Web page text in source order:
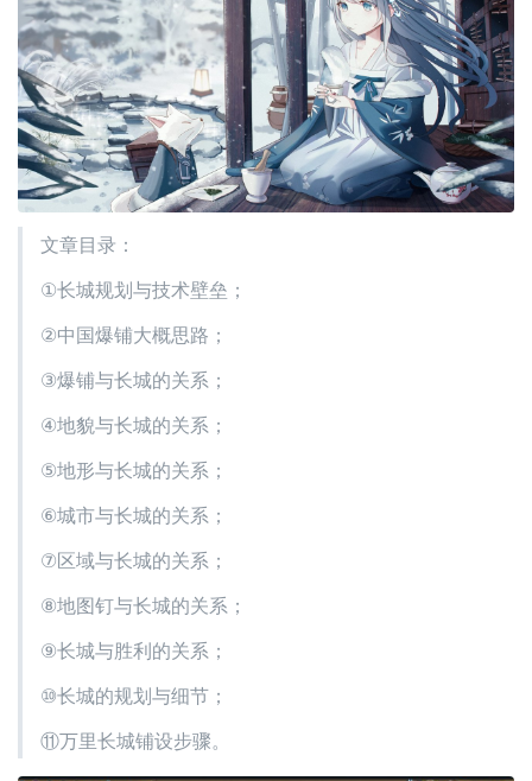
文章目录：
①长城规划与技术壁垒；
②中国爆铺大概思路；
③爆铺与长城的关系；
④地貌与长城的关系；
⑤地形与长城的关系；
⑥城市与长城的关系；
⑦区域与长城的关系；
⑧地图钉与长城的关系；
⑨长城与胜利的关系；
⑩长城的规划与细节；
⑪万里长城铺设步骤。